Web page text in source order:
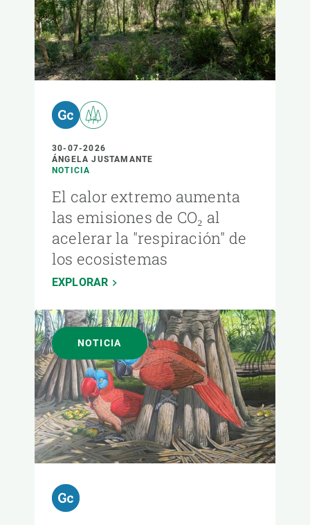
30-07-2026
ÁNGELA JUSTAMANTE
NOTICIA
El calor extremo aumenta
las emisiones de CO₂ al
acelerar la "respiración" de
los ecosistemas
EXPLORAR
NOTICIA